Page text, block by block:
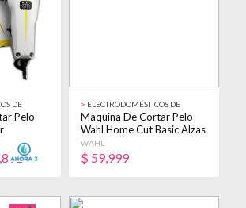
DE
Pelo
> ELECTRODOMÉSTICOS DE
BELLEZA
Maquina De Cortar Pelo
Wahl Home Cut Basic Alzas
16 Piezas Negro
WAHL
$ 59,999